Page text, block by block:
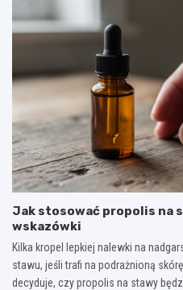
Jak stosować propolis na
wskazówki
Kilka kropel lepkiej nalewki na
stawu, jeśli trafi na podrażnioną
decyduje, czy propolis na stawy